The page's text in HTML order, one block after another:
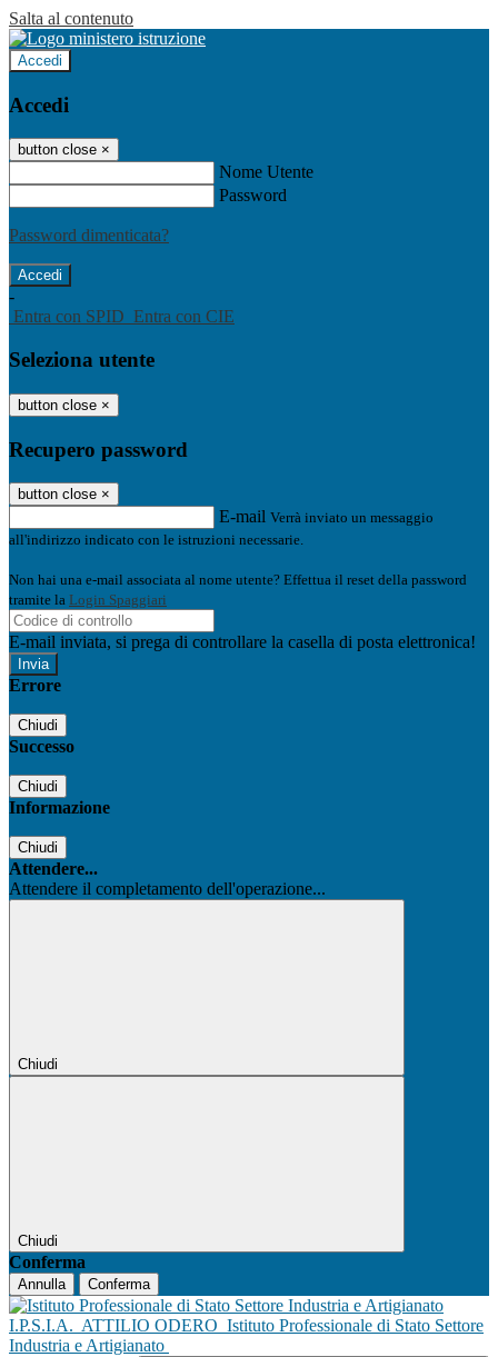
Salta al contenuto
Accedi
Accedi
button close ×
Nome Utente
Password
Password dimenticata?
-
Entra con SPID Entra con CIE
Seleziona utente
button close ×
Recupero password
button close ×
E-mail Verrà inviato un messaggio
all'indirizzo indicato con le istruzioni necessarie.
Non hai una e-mail associata al nome utente? Effettua il reset della password
tramite la Login Spaggiari
E-mail inviata, si prega di controllare la casella di posta elettronica!
Errore
Chiudi
Successo
Chiudi
Informazione
Chiudi
Attendere...
Attendere il completamento dell'operazione...
Chiudi
Chiudi
Conferma
Annulla Conferma
I.P.S.I.A. ATTILIO ODERO Istituto Professionale di Stato Settore
Industria e Artigianato